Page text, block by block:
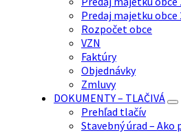
Predaj majetku obce
Rozpočet obce
VZN
Faktúry
Objednávky
Zmluvy
DOKUMENTY – TLAČIVÁ
Prehľad tlačív
Stavebný úrad – Ako